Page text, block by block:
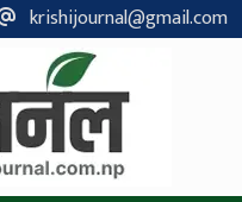
krishijournal@gmail.com